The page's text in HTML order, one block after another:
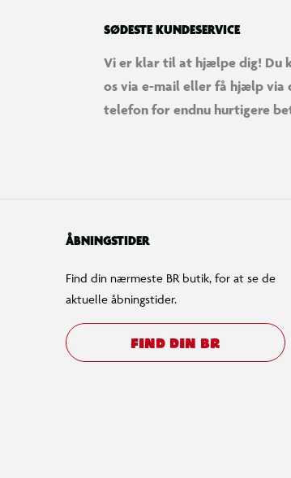
SØDESTE KUNDESERVICE
Vi er klar til at hjælpe dig! Du
os via e-mail eller få hjælp via
telefon for endnu hurtigere
ÅBNINGSTIDER
Find din nærmeste BR butik, for at se de
aktuelle åbningstider.
FIND DIN BR